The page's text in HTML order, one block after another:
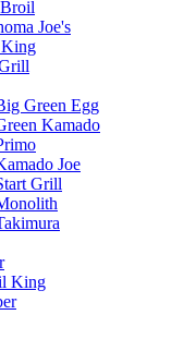
Joe's
Green Egg
Kamado
Joe
Grill
King